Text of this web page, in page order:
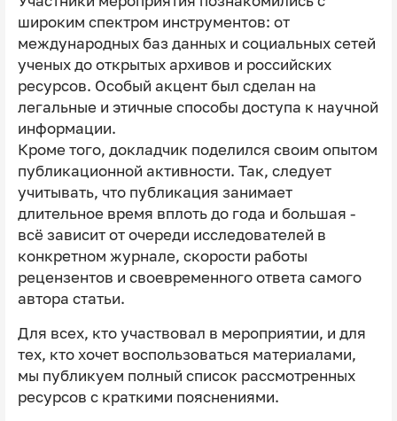
широким спектром инструментов: от
международных баз данных и социальных сетей
ученых до открытых архивов и российских
ресурсов. Особый акцент был сделан на
легальные и этичные способы доступа к научной
информации.
Кроме того, докладчик поделился своим опытом
публикационной активности. Так, следует
учитывать, что публикация занимает
длительное время вплоть до года и большая -
всё зависит от очереди исследователей в
конкретном журнале, скорости работы
рецензентов и своевременного ответа самого
автора статьи.
Для всех, кто участвовал в мероприятии, и для
тех, кто хочет воспользоваться материалами,
мы публикуем полный список рассмотренных
ресурсов с краткими пояснениями.